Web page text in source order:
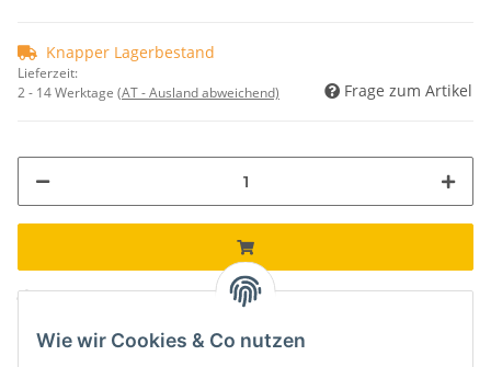
Knapper Lagerbestand
Lieferzeit:
2 - 14 Werktage (AT - Ausland abweichend) Frage zum Artikel
Loading... Komponenten werden geladen ...
Wie wir Cookies & Co nutzen